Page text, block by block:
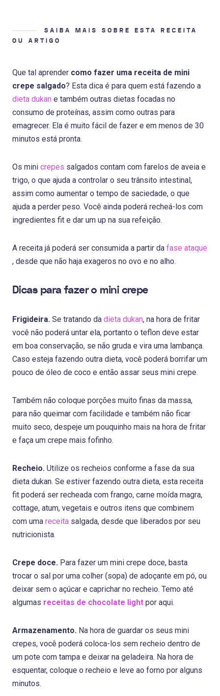
SAIBA MAIS SOBRE ESTA RECEITA
OU ARTIGO
Que tal aprender como fazer uma receita de mini
crepe salgado? Esta dica é para quem está fazendo a
dieta dukan e também outras dietas focadas no
consumo de proteínas, assim como outras para
emagrecer. Ela é muito fácil de fazer e em menos de 30
minutos está pronta.
Os mini crepes salgados contam com farelos de aveia e
trigo, o que ajuda a controlar o seu trânsito intestinal,
assim como aumentar o tempo de saciedade, o que
ajuda a perder peso. Você ainda poderá recheá-los com
ingredientes fit e dar um up na sua refeição.
A receita já poderá ser consumida a partir da fase ataque
, desde que não haja exageros no ovo e no alho.
Dicas para fazer o mini crepe
Frigideira. Se tratando da dieta dukan, na hora de fritar
você não poderá untar ela, portanto o teflon deve estar
em boa conservação, se não gruda e vira uma lambança.
Caso esteja fazendo outra dieta, você poderá borrifar um
pouco de óleo de coco e então assar seus mini crepe.
Também não coloque porções muito finas da massa,
para não queimar com facilidade e também não ficar
muito seco, despeje um pouquinho mais na hora de fritar
e faça um crepe mais fofinho.
Recheio. Utilize os recheios conforme a fase da sua
dieta dukan. Se estiver fazendo outra dieta, esta receita
fit poderá ser recheada com frango, carne moída magra,
cottage, atum, vegetais e outros itens que combinem
com uma receita salgada, desde que liberados por seu
nutricionista.
Crepe doce. Para fazer um mini crepe doce, basta
trocar o sal por uma colher (sopa) de adoçante em pó, ou
deixar sem o açúcar e caprichar no recheio. Temo até
algumas receitas de chocolate light por aqui.
Armazenamento. Na hora de guardar os seus mini
crepes, você poderá coloca-los sem recheio dentro de
um pote com tampa e deixar na geladeira. Na hora de
esquentar, coloque o recheio e leve ao forno por alguns
minutos.